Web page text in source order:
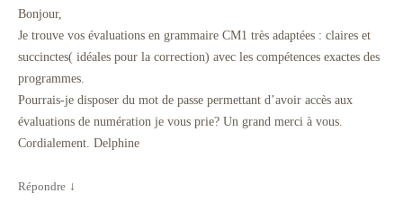
Bonjour,
Je trouve vos évaluations en grammaire CM1 très adaptées : claires et
succinctes( idéales pour la correction) avec les compétences exactes des
programmes.
Pourrais-je disposer du mot de passe permettant d’avoir accès aux
évaluations de numération je vous prie? Un grand merci à vous.
Cordialement. Delphine
Répondre ↓